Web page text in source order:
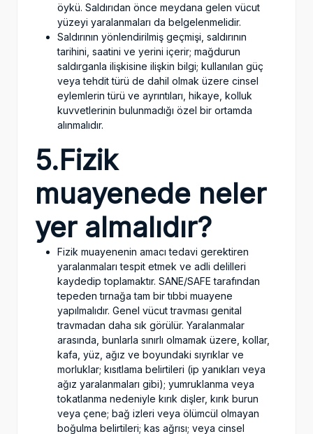
öykü. Saldırıdan önce meydana gelen vücut
yüzeyi yaralanmaları da belgelenmelidir.
Saldırının yönlendirilmiş geçmişi, saldırının
tarihini, saatini ve yerini içerir; mağdurun
saldırganla ilişkisine ilişkin bilgi; kullanılan güç
veya tehdit türü de dahil olmak üzere cinsel
eylemlerin türü ve ayrıntıları, hikaye, kolluk
kuvvetlerinin bulunmadığı özel bir ortamda
alınmalıdır.
5.Fizik
muayenede neler
yer almalıdır?
Fizik muayenenin amacı tedavi gerektiren
yaralanmaları tespit etmek ve adli delilleri
kaydedip toplamaktır. SANE/SAFE tarafından
tepeden tırnağa tam bir tıbbi muayene
yapılmalıdır. Genel vücut travması genital
travmadan daha sık görülür. Yaralanmalar
arasında, bunlarla sınırlı olmamak üzere, kollar,
kafa, yüz, ağız ve boyundaki sıyrıklar ve
morluklar; kısıtlama belirtileri (ip yanıkları veya
ağız yaralanmaları gibi); yumruklanma veya
tokatlanma nedeniyle kırık dişler, kırık burun
veya çene; bağ izleri veya ölümcül olmayan
boğulma belirtileri; kas ağrısı; veya cinsel